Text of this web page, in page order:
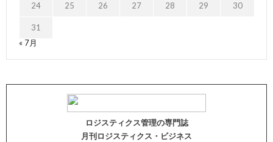
24 25 26 27 28 29 30
31
« 7月
ロジスティクス管理の専門誌
月刊ロジスティクス・ビジネス